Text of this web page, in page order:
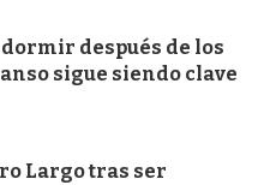
después de los
sigue siendo clave
Largo tras ser